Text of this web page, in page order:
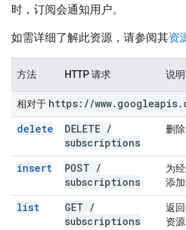
时，订阅会通知用户。
如需详细了解此资源，请参阅其资
方法 HTTP 请求 说明
相对于 https: //www. googleapis.
delete DELETE /
subscriptions
删除
insert POST /
subscriptions
为
添加
list GET /
subscriptions
返
资源